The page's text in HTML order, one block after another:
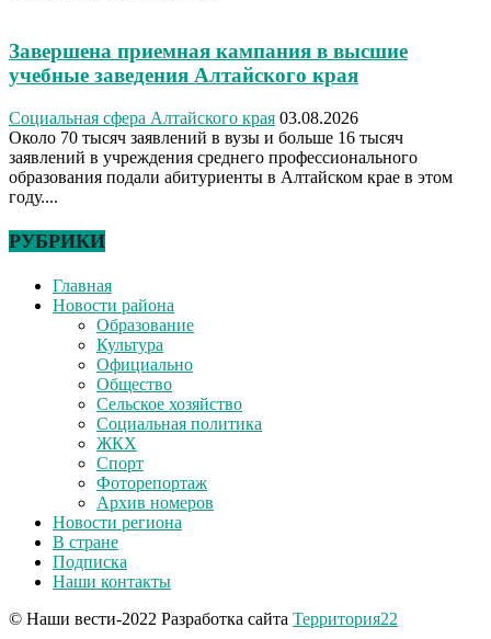
Завершена приемная кампания в высшие
учебные заведения Алтайского края
Социальная сфера Алтайского края 03.08.2026
Около 70 тысяч заявлений в вузы и больше 16 тысяч
заявлений в учреждения среднего профессионального
образования подали абитуриенты в Алтайском крае в этом
году....
РУБРИКИ
Главная
Новости района
Образование
Культура
Официально
Общество
Сельское хозяйство
Социальная политика
ЖКХ
Спорт
Фоторепортаж
Архив номеров
Новости региона
В стране
Подписка
Наши контакты
© Наши вести-2022 Разработка сайта Территория22